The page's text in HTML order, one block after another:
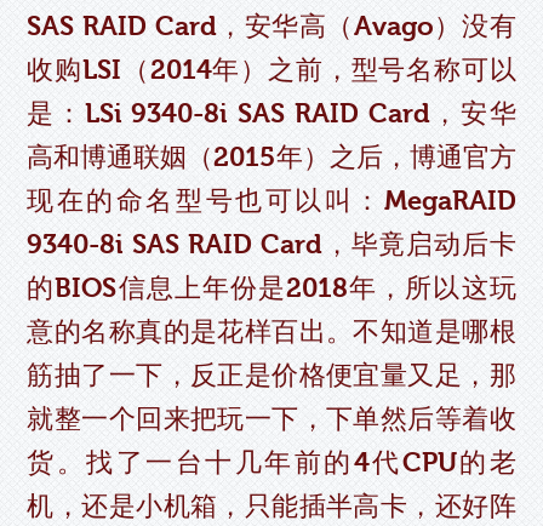
SAS RAID Card，安华高（Avago）没有
收购LSI（2014年）之前，型号名称可以
是：LSi 9340-8i SAS RAID Card，安华
高和博通联姻（2015年）之后，博通官方
现在的命名型号也可以叫：MegaRAID
9340-8i SAS RAID Card，毕竟启动后卡
的BIOS信息上年份是2018年，所以这玩
意的名称真的是花样百出。不知道是哪根
筋抽了一下，反正是价格便宜量又足，那
就整一个回来把玩一下，下单然后等着收
货。找了一台十几年前的4代CPU的老
机，还是小机箱，只能插半高卡，还好阵